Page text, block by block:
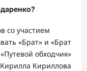
со участием
«Брат» и «Брат
обходчик»
Кириллова